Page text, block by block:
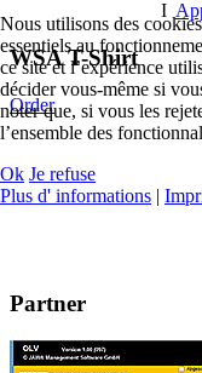
I
WSA T-Shirt
Order
Partner
Nous utilisons des
essentiels au
ce site et l’expérience
décider vous-même si
noter que, si vous les
l’ensemble des
Ok Je refuse
Plus d' informations |